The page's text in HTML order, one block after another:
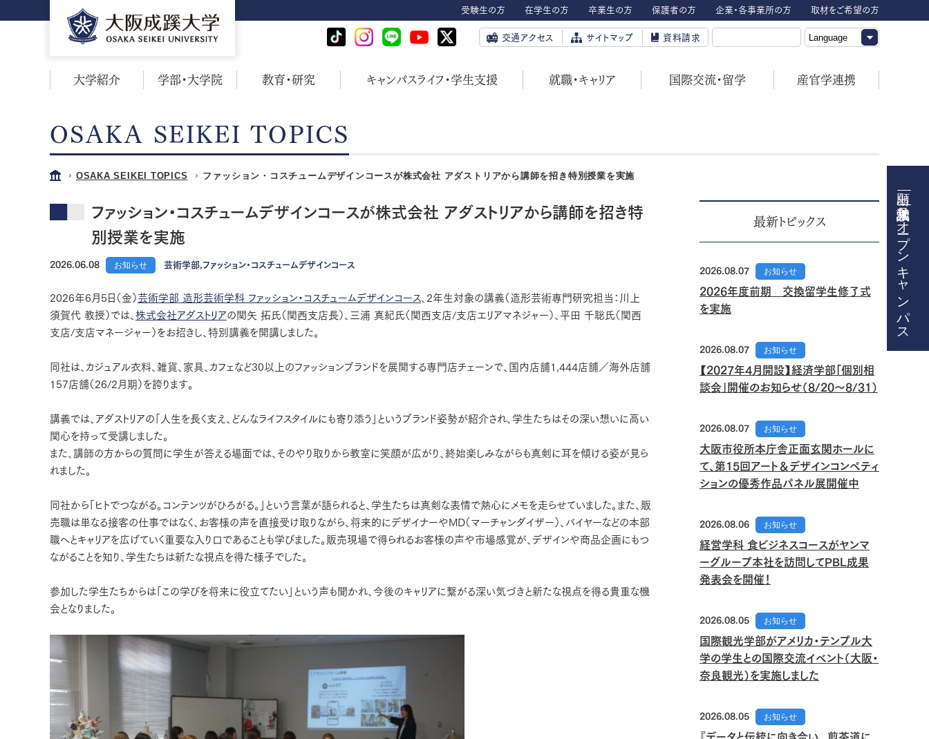
受験生の方 在学生の方 卒業生の方 保護者の方 企業・各事業所の方 取材をご希望の方
大学紹介 学部・大学院 教育・研究 キャンパスライフ・学生支援 就職・キャリア 国際交流・留学 産官学連携
交通アクセス サイトマップ 資料請求
オープンキャンパス
OSAKA SEIKEI TOPICS
OSAKA SEIKEI TOPICS ファッション・コスチュームデザインコースが株式会社 アダストリアから講師を招き特別授業を実施
ファッション・コスチュームデザインコースが株式会社 アダストリアから講師を招き特
別授業を実施
2026.06.08 お知らせ 芸術学部,ファッション・コスチュームデザインコース
2026年6月5日（金） 芸術学部 造形芸術学科 ファッション・コスチュームデザインコース、2年生対象の講義（造形芸術専門研究担当：川上
須賀代 教授）では、 株式会社アダストリアの関矢 拓氏（関西支店長）、三浦 真紀氏（関西支店/支店エリアマネジャー）、平田 千聡氏（関西
支店/支店マネージャー）をお招きし、特別講義を開講しました。
同社は、カジュアル衣料、雑貨、家具、カフェなど30以上のファッションブランドを展開する専門店チェーンで、国内店舗1,444店舗／海外店舗
157店舗（26/2月期）を誇ります。
講義では、アダストリアの「人生を長く支え、どんなライフスタイルにも寄り添う」というブランド姿勢が紹介され、学生たちはその深い想いに高い
関心を持って受講しました。
また、講師の方からの質問に学生が答える場面では、そのやり取りから教室に笑顔が広がり、終始楽しみながらも真剣に耳を傾ける姿が見ら
れました。
同社から「ヒトでつながる。コンテンツがひろがる。」という言葉が語られると、学生たちは真剣な表情で熱心にメモを走らせていました。また、販
売職は単なる接客の仕事ではなく、お客様の声を直接受け取りながら、将来的にデザイナーやMD（マーチャンダイザー）、バイヤーなどの本部
職へとキャリアを広げていく重要な入り口であることも学びました。販売現場で得られるお客様の声や市場感覚が、デザインや商品企画にもつ
ながることを知り、学生たちは新たな視点を得た様子でした。
参加した学生たちからは「この学びを将来に役立てたい」という声も聞かれ、今後のキャリアに繋がる深い気づきと新たな視点を得る貴重な機
会となりました。
最新トピックス
2026.08.07 お知らせ
2026年度前期 交換留学生修了式
を実施
2026.08.07 お知らせ
【2027年4月開設】経済学部「個別相
談会」開催のお知らせ（8/20～8/31）
2026.08.07 お知らせ
大阪市役所本庁舎正面玄関ホールに
て、第15回アート＆デザインコンペティ
ションの優秀作品パネル展開催中
2026.08.06 お知らせ
経営学科 食ビジネスコースがヤンマ
ーグループ本社を訪問してPBL成果
発表会を開催！
2026.08.05 お知らせ
国際観光学部がアメリカ・テンプル大
学の学生との国際交流イベント（大阪・
奈良観光）を実施しました
2026.08.05 お知らせ